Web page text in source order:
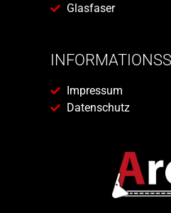
Glasfaser
Impressum
Datenschutz